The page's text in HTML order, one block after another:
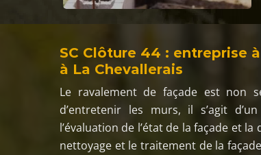
SC Clôture 44 : entreprise
à La Chevallerais
Le ravalement de façade est non
d’entretenir les murs, il s’agit
l’évaluation de l’état de la façade et
nettoyage et le traitement de la